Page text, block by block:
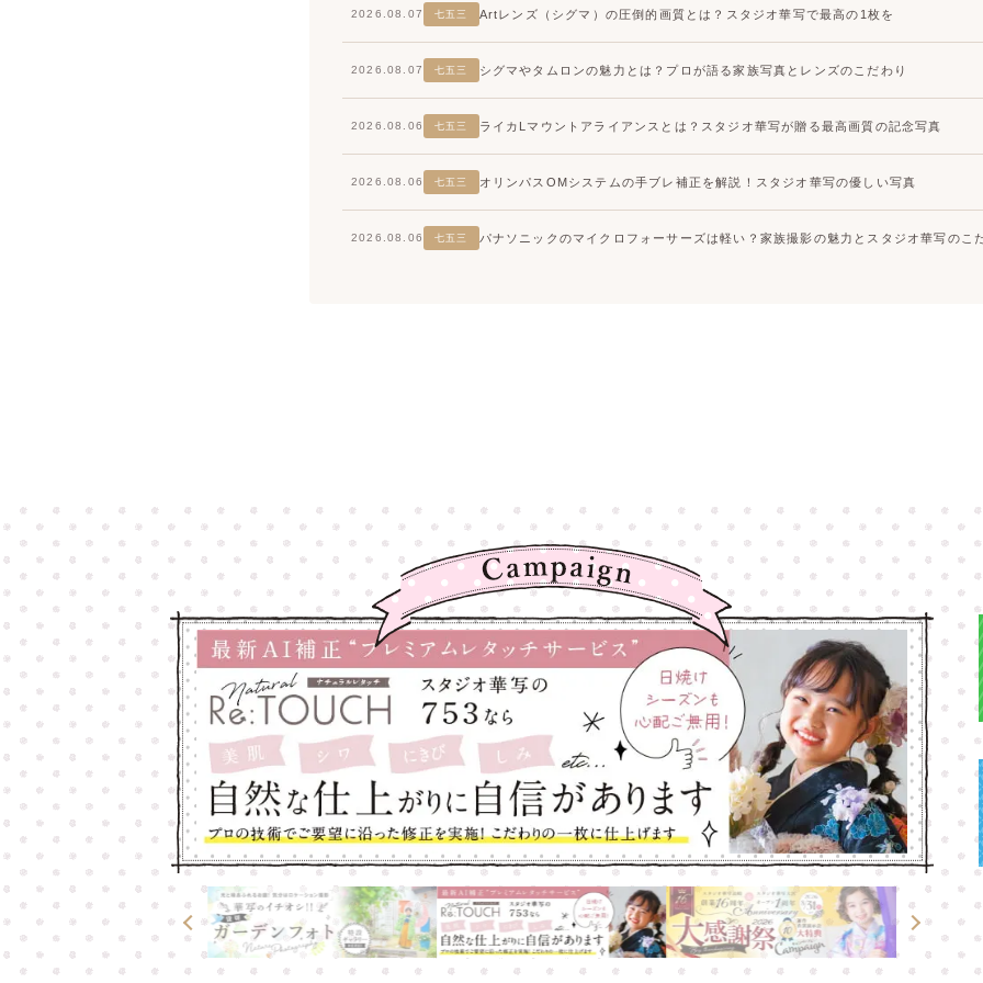
2026.08.07 七五三 Artレンズ（シグマ）の圧倒的画質とは？スタジオ華写で最高の1枚を
2026.08.07 七五三 シグマやタムロンの魅力とは？プロが語る家族写真とレンズのこだわり
2026.08.06 七五三 ライカLマウントアライアンスとは？スタジオ華写が贈る最高画質の記念写真
2026.08.06 七五三 オリンパスOMシステムの手ブレ補正を解説！スタジオ華写の優しい写真
2026.08.06 七五三 パナソニックのマイクロフォーサーズは軽い？家族撮影の魅力とスタジオ華写のこ